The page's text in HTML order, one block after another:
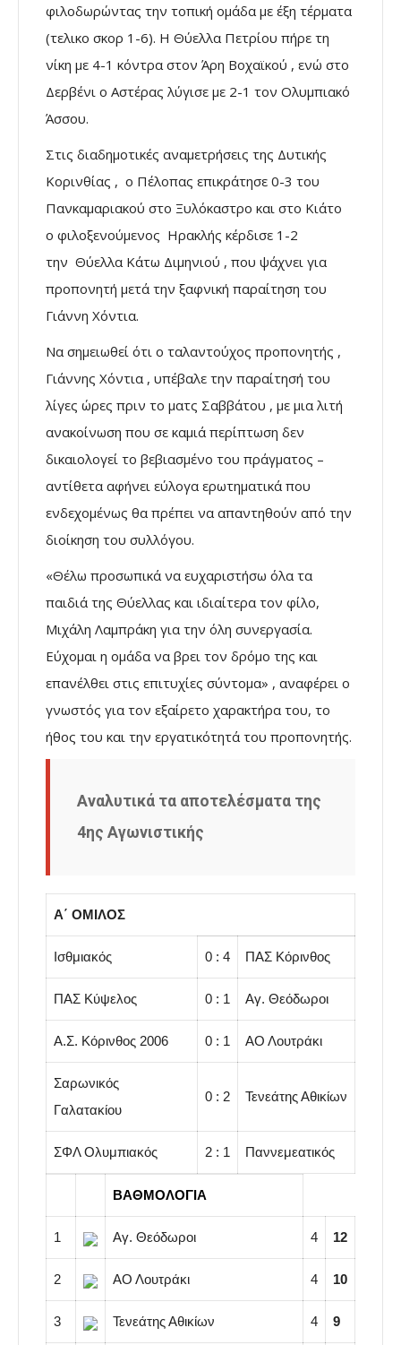
φιλοδωρώντας την τοπική ομάδα με έξη τέρματα
(τελικο σκορ 1-6). Η Θύελλα Πετρίου πήρε τη
νίκη με 4-1 κόντρα στον Άρη Βοχαϊκού , ενώ στο
Δερβένι ο Αστέρας λύγισε με 2-1 τον Ολυμπιακό
Άσσου.
Στις διαδημοτικές αναμετρήσεις της Δυτικής
Κορινθίας , ο Πέλοπας επικράτησε 0-3 του
Πανκαμαριακού στο Ξυλόκαστρο και στο Κιάτο
ο φιλοξενούμενος Ηρακλής κέρδισε 1-2
την Θύελλα Κάτω Διμηνιού , που ψάχνει για
προπονητή μετά την ξαφνική παραίτηση του
Γιάννη Χόντια.
Να σημειωθεί ότι ο ταλαντούχος προπονητής ,
Γιάννης Χόντια , υπέβαλε την παραίτησή του
λίγες ώρες πριν το ματς Σαββάτου , με μια λιτή
ανακοίνωση που σε καμιά περίπτωση δεν
δικαιολογεί το βεβιασμένο του πράγματος –
αντίθετα αφήνει εύλογα ερωτηματικά που
ενδεχομένως θα πρέπει να απαντηθούν από την
διοίκηση του συλλόγου.
«Θέλω προσωπικά να ευχαριστήσω όλα τα
παιδιά της Θύελλας και ιδιαίτερα τον φίλο,
Μιχάλη Λαμπράκη για την όλη συνεργασία.
Εύχομαι η ομάδα να βρει τον δρόμο της και
επανέλθει στις επιτυχίες σύντομα» , αναφέρει ο
γνωστός για τον εξαίρετο χαρακτήρα του, το
ήθος του και την εργατικότητά του προπονητής.
Αναλυτικά τα αποτελέσματα της
4ης Αγωνιστικής
Α΄ ΟΜΙΛΟΣ
Ισθμιακός 0 : 4 ΠΑΣ Κόρινθος
ΠΑΣ Κύψελος 0 : 1 Αγ. Θεόδωροι
Α.Σ. Κόρινθος 2006 0 : 1 ΑΟ Λουτράκι
Σαρωνικός
Γαλατακίου
0 : 2 Τενεάτης Αθικίων
ΣΦΛ Ολυμπιακός 2 : 1 Παννεμεατικός
ΒΑΘΜΟΛΟΓΙΑ
1 Αγ. Θεόδωροι 4 12
2 ΑΟ Λουτράκι 4 10
3 Τενεάτης Αθικίων 4 9